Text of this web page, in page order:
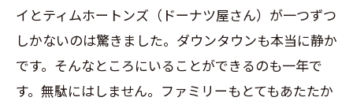
イとティムホートンズ（ドーナツ屋さん）が一つずつ
しかないのは驚きました。ダウンタウンも本当に静か
です。そんなところにいることができるのも一年で
す。無駄にはしません。ファミリーもとてもあたたか